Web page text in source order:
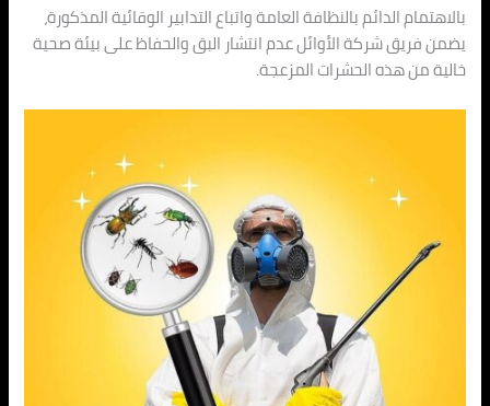
بالاهتمام الدائم بالنظافة العامة واتباع التدابير الوقائية المذكورة،
يضمن فريق شركة الأوائل عدم انتشار البق والحفاظ على بيئة صحية
خالية من هذه الحشرات المزعجة.